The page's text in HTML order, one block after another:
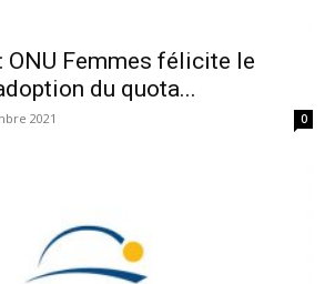
ONU Femmes félicite le
du quota...
2021 0